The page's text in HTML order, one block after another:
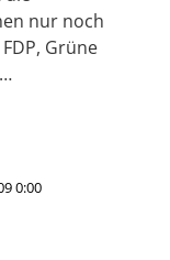
nur noch
Grüne
0:00